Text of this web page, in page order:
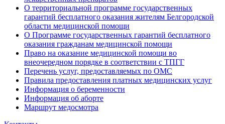
О территориальной программе государственных
гарантий бесплатного оказания жителям Белгородской
области медицинской помощи
О Программе государственных гарантий бесплатного
оказания гражданам медицинской помощи
Право на оказание медицинской помощи во
внеочередном порядке в соответствии с ТПГГ
Перечень услуг, предоставляемых по ОМС
Правила предоставления платных медицинских услуг
Информация о беременности
Информация об аборте
Маршрут медосмотра